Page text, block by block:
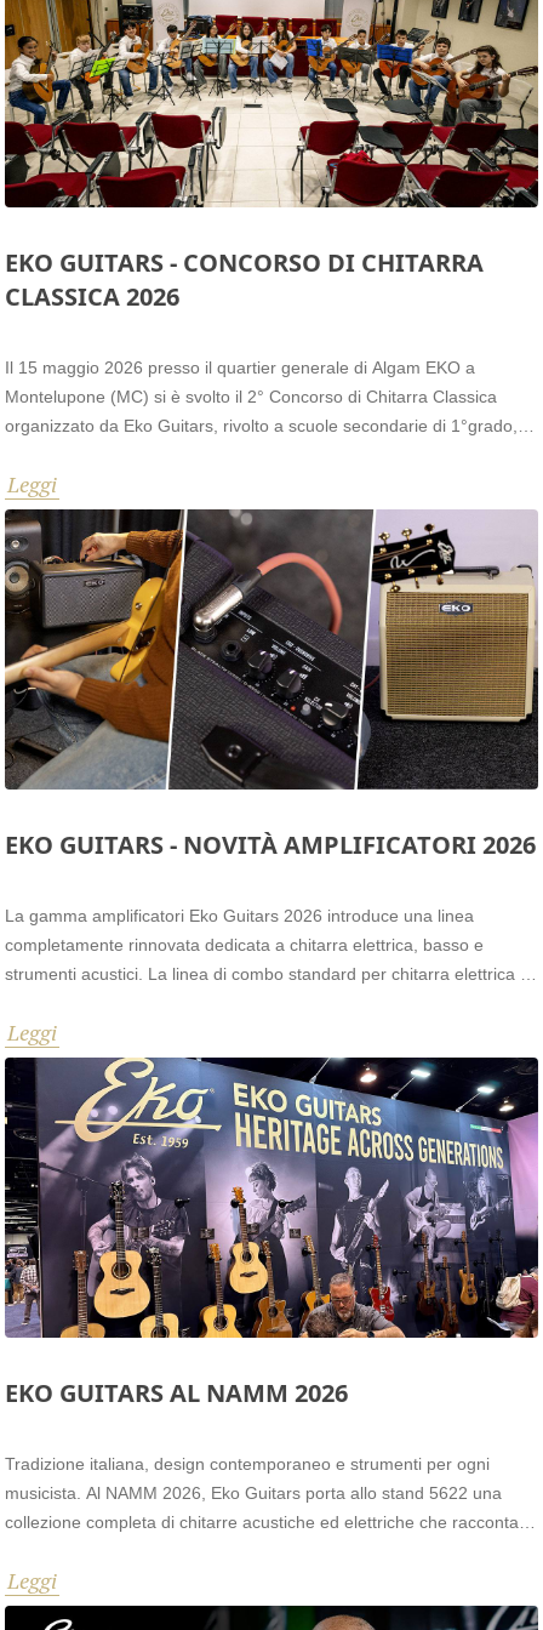
EKO GUITARS - CONCORSO DI CHITARRA
CLASSICA 2026
Il 15 maggio 2026 presso il quartier generale di Algam EKO a
Montelupone (MC) si è svolto il 2° Concorso di Chitarra Classica
organizzato da Eko Guitars, rivolto a scuole secondarie di 1°grado,
solisti e un ensemble da 12 elementi.
Leggi
EKO GUITARS - NOVITÀ AMPLIFICATORI 2026
La gamma amplificatori Eko Guitars 2026 introduce una linea
completamente rinnovata dedicata a chitarra elettrica, basso e
strumenti acustici. La linea di combo standard per chitarra elettrica e
coni di ogni modello e introducendo funzioni utili alla pratica e al live.
Novità assoluta il BAIO AMP, un piccolo ampli portatile con effetti
integrati e tutto il necessario per poter studiare a casa.
Leggi
EKO GUITARS AL NAMM 2026
Tradizione italiana, design contemporaneo e strumenti per ogni
musicista. Al NAMM 2026, Eko Guitars porta allo stand 5622 una
collezione completa di chitarre acustiche ed elettriche che raccontano
avanzata e design contemporaneo per offrire strumenti versatili,
affidabili e dal carattere definito.
Leggi